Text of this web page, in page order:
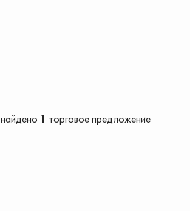
найдено 1 торговое предложение